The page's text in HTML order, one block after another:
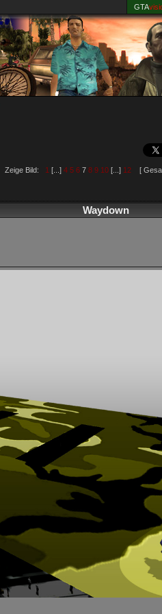
GTA
Zeige Bild: 1 [...] 4 5 6 7 8 9 10 [...] 12 [
Waydown